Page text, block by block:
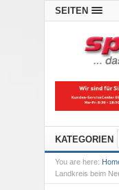
SEITEN
KATEGORIEN
You are here:
Landkreis beim